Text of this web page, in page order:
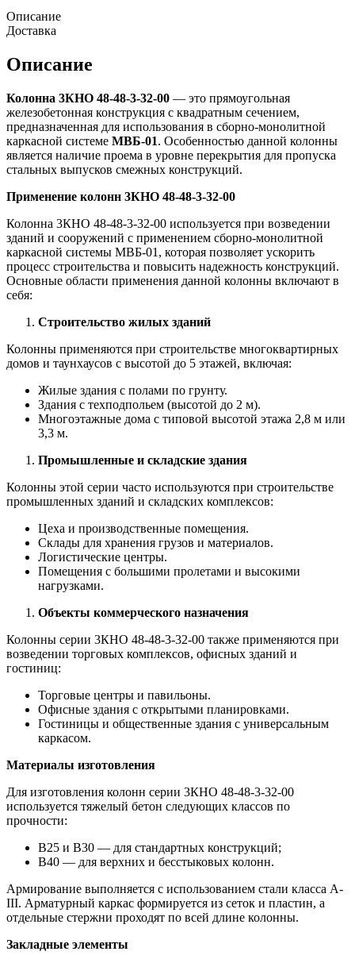
Описание
Доставка
Описание
Колонна 3КНО 48-48-3-32-00 — это прямоугольная
железобетонная конструкция с квадратным сечением,
предназначенная для использования в сборно-монолитной
каркасной системе МВБ-01. Особенностью данной колонны
является наличие проема в уровне перекрытия для пропуска
стальных выпусков смежных конструкций.
Применение колонн 3КНО 48-48-3-32-00
Колонна 3КНО 48-48-3-32-00 используется при возведении
зданий и сооружений с применением сборно-монолитной
каркасной системы МВБ-01, которая позволяет ускорить
процесс строительства и повысить надежность конструкций.
Основные области применения данной колонны включают в
себя:
Строительство жилых зданий
Колонны применяются при строительстве многоквартирных
домов и таунхаусов с высотой до 5 этажей, включая:
Жилые здания с полами по грунту.
Здания с техподпольем (высотой до 2 м).
Многоэтажные дома с типовой высотой этажа 2,8 м или
3,3 м.
Промышленные и складские здания
Колонны этой серии часто используются при строительстве
промышленных зданий и складских комплексов:
Цеха и производственные помещения.
Склады для хранения грузов и материалов.
Логистические центры.
Помещения с большими пролетами и высокими
нагрузками.
Объекты коммерческого назначения
Колонны серии 3КНО 48-48-3-32-00 также применяются при
возведении торговых комплексов, офисных зданий и
гостиниц:
Торговые центры и павильоны.
Офисные здания с открытыми планировками.
Гостиницы и общественные здания с универсальным
каркасом.
Материалы изготовления
Для изготовления колонн серии 3КНО 48-48-3-32-00
используется тяжелый бетон следующих классов по
прочности:
В25 и В30 — для стандартных конструкций;
В40 — для верхних и бесстыковых колонн.
Армирование выполняется с использованием стали класса А-
III. Арматурный каркас формируется из сеток и пластин, а
отдельные стержни проходят по всей длине колонны.
Закладные элементы